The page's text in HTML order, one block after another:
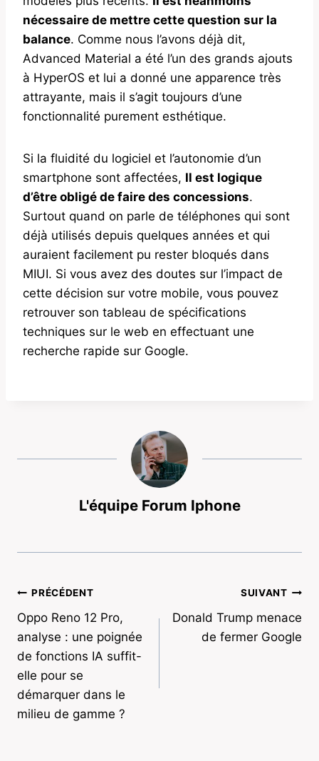
nécessaire de mettre cette question sur la
balance. Comme nous l’avons déjà dit,
Advanced Material a été l’un des grands ajouts
à HyperOS et lui a donné une apparence très
attrayante, mais il s’agit toujours d’une
fonctionnalité purement esthétique.
Si la fluidité du logiciel et l’autonomie d’un
smartphone sont affectées, Il est logique
d’être obligé de faire des concessions.
Surtout quand on parle de téléphones qui sont
déjà utilisés depuis quelques années et qui
auraient facilement pu rester bloqués dans
MIUI. Si vous avez des doutes sur l’impact de
cette décision sur votre mobile, vous pouvez
retrouver son tableau de spécifications
techniques sur le web en effectuant une
recherche rapide sur Google.
L'équipe Forum Iphone
Navigation
de
l’article
PRÉCÉDENT
Oppo Reno 12 Pro,
analyse : une poignée
de fonctions IA suffit-
elle pour se
démarquer dans le
milieu de gamme ?
SUIVANT
Donald Trump menace
de fermer Google